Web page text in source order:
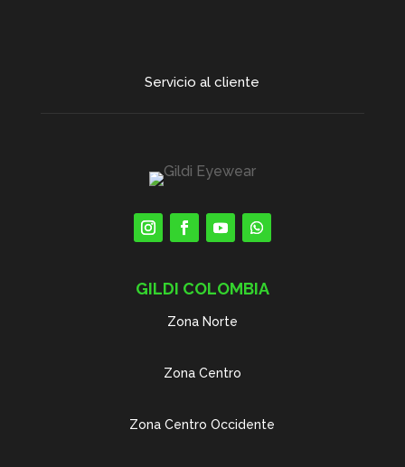
Servicio al cliente
GILDI COLOMBIA
Zona Norte
Zona Centro
Zona Centro Occidente